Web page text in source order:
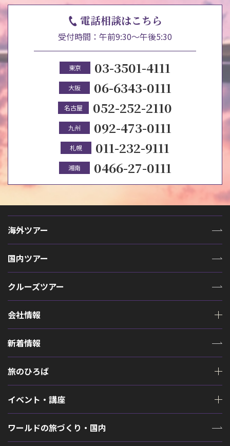
電話相談はこちら
受付時間：午前9:30～午後5:30
東京 03-3501-4111
大阪 06-6343-0111
名古屋 052-252-2110
九州 092-473-0111
札幌 011-232-9111
湘南 0466-27-0111
海外ツアー
国内ツアー
クルーズツアー
会社情報
新着情報
旅のひろば
イベント・講座
ワールドの旅づくり・国内